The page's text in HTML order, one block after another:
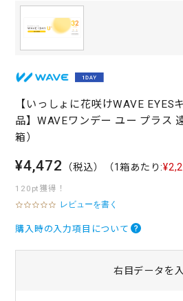
【いっしょに花咲けWAVE EYES
品】WAVEワンデー ユー プラス
箱）
¥4,472 （税込） （1箱あたり:
120pt獲得！
0
0
t
レビューを書く
購入時の入力項目について
右目データを